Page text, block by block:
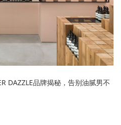
DAZZLE品牌揭秘，告别油腻男不